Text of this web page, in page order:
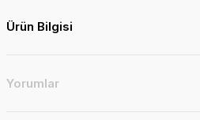
Ürün Bilgisi
Yorumlar